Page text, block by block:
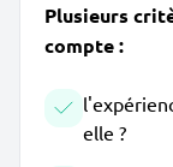
Plusieurs
compte :
elle ?